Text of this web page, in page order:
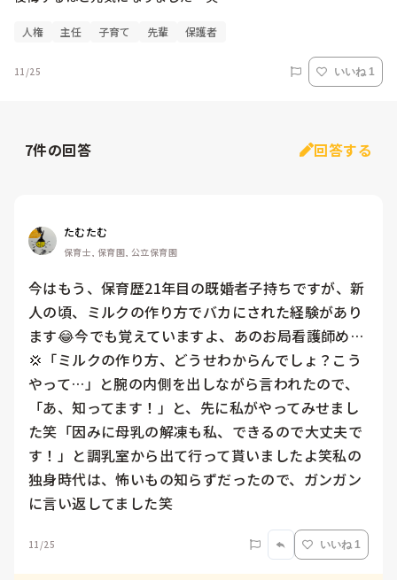
人権 主任 子育て 先輩 保護者
11/25 いいね 1
7件の回答 回答する
たむたむ
保育士, 保育園, 公立保育園
今はもう、保育歴21年目の既婚者子持ちですが、新
人の頃、ミルクの作り方でバカにされた経験があり
ます😂今でも覚えていますよ、あのお局看護師め…
💢「ミルクの作り方、どうせわからんでしょ？こう
やって…」と腕の内側を出しながら言われたので、
「あ、知ってます！」と、先に私がやってみせまし
た笑「因みに母乳の解凍も私、できるので大丈夫で
す！」と調乳室から出て行って貰いましたよ笑私の
独身時代は、怖いもの知らずだったので、ガンガン
に言い返してました笑
11/25 いいね 1